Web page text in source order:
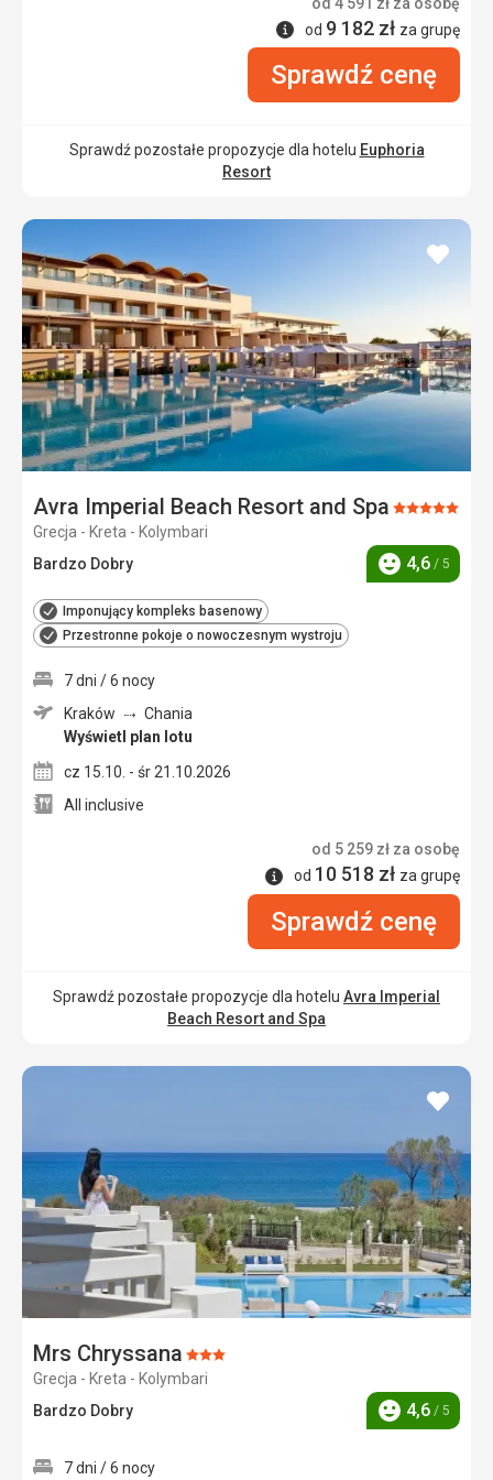
Informacje
od 9 182 zł za grupę
Sprawdź cenę
Sprawdź pozostałe propozycje dla hotelu Euphoria
Resort
Avra Imperial Beach Resort and Spa Ocena:
Grecja - Kreta - Kolymbari
Bardzo Dobry
Ocena
4,6 / 5
Imponujący kompleks basenowy
Przestronne pokoje o nowoczesnym wystroju
dodaj
7 dni / 6 nocy
Kraków
Chania
Wyświetl plan lotu
cz 15.10. - śr 21.10.2026
All inclusive
od 5 259 zł za osobę
Informacje
od 10 518 zł za grupę
Sprawdź cenę
Sprawdź pozostałe propozycje dla hotelu Avra Imperial
Beach Resort and Spa
Mrs Chryssana Ocena:
3/5
Grecja - Kreta - Kolymbari
Bardzo Dobry
Ocena
4,6 / 5
dodaj
7 dni / 6 nocy